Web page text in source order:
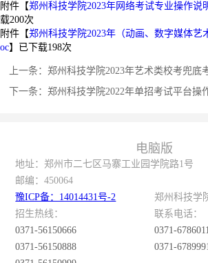
附件【郑州科技学院2023年网络考试专业操作说
载200次
附件【郑州科技学院2023年（动画、数字媒体艺
oc】已下载198次
上一条：郑州科技学院2023年艺术类校考兜底
下一条：郑州科技学院2022年单招考试平台操
电脑版
地址：郑州市二七区马寨工业园学院路1号
邮编：450064
豫ICP备：14014431号-2
招生热线：
0371-56150666
0371-56150888
郑州科技学
联系电话：
0371-
0371-